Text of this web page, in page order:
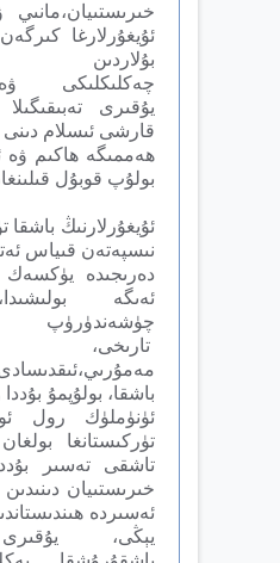
ئۇيغۇرلارغا
بۇلاردىن
چەكلىكلىكى ۋە
يۇقىرى
قارشى ئىسلام دىنى
ھەممىگە ھاكىم ۋە
بولۇپ قوبۇل
ئۇيغۇرلارنىڭ باشقا
نىسپەتەن قىياس
دەرىجىدە يۈكسەك
ئەىگە
چۈشەندۈرۈپ
تارىخى،
باشقا، بولۇپمۇ
ئۈنۈملۈك رول
تۈركىستانغا
تاشقى تەسىر
خىرىستىيان
ئەسىردە
يېڭى،